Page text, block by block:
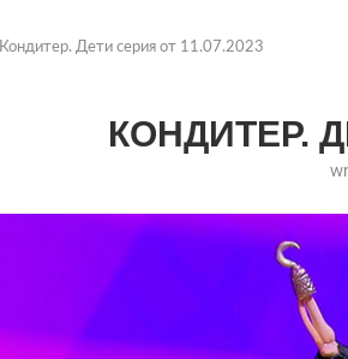
Кондитер. Дети серия от 11.07.2023
КОНДИТЕР.